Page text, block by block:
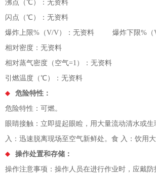
沸点（℃）：无资料
闪点（℃）：无资料
爆炸上限%（V/V）：无资料 爆炸下限%（
相对密度：无资料
相对蒸气密度（空气=1）：无资料
引燃温度（℃）：无资料
危险特性：
危险特性：可燃。
眼睛接触：立即提起眼睑，用大量流动清水或
入：迅速脱离现场至空气新鲜处。食 入：饮用
操作处置和存储：
操作注意事项：操作人员在进行作业时，应戴